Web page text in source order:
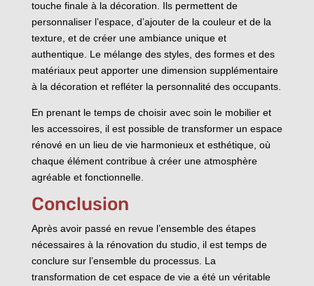
touche finale à la décoration. Ils permettent de
personnaliser l’espace, d’ajouter de la couleur et de la
texture, et de créer une ambiance unique et
authentique. Le mélange des styles, des formes et des
matériaux peut apporter une dimension supplémentaire
à la décoration et refléter la personnalité des occupants.
En prenant le temps de choisir avec soin le mobilier et
les accessoires, il est possible de transformer un espace
rénové en un lieu de vie harmonieux et esthétique, où
chaque élément contribue à créer une atmosphère
agréable et fonctionnelle.
Conclusion
Après avoir passé en revue l’ensemble des étapes
nécessaires à la rénovation du studio, il est temps de
conclure sur l’ensemble du processus. La
transformation de cet espace de vie a été un véritable